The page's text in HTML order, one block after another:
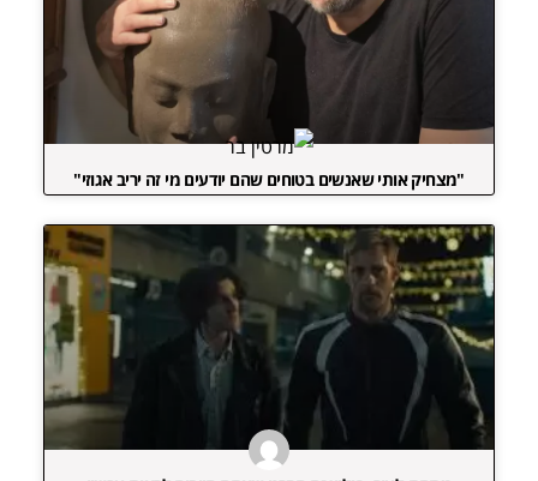
"מצחיק אותי שאנשים בטוחים שהם יודעים מי זה יריב אגוזי"